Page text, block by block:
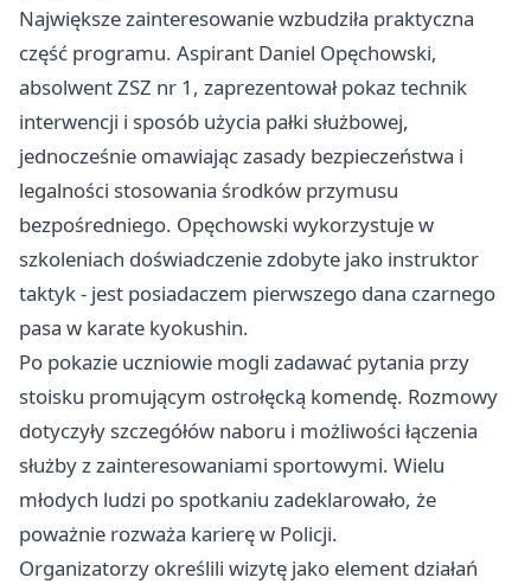
Największe zainteresowanie wzbudziła praktyczna
część programu. Aspirant Daniel Opęchowski,
absolwent ZSZ nr 1, zaprezentował pokaz technik
interwencji i sposób użycia pałki służbowej,
jednocześnie omawiając zasady bezpieczeństwa i
legalności stosowania środków przymusu
bezpośredniego. Opęchowski wykorzystuje w
szkoleniach doświadczenie zdobyte jako instruktor
taktyk - jest posiadaczem pierwszego dana czarnego
pasa w karate kyokushin.
Po pokazie uczniowie mogli zadawać pytania przy
stoisku promującym ostrołęcką komendę. Rozmowy
dotyczyły szczegółów naboru i możliwości łączenia
służby z zainteresowaniami sportowymi. Wielu
młodych ludzi po spotkaniu zadeklarowało, że
poważnie rozważa karierę w Policji.
Organizatorzy określili wizytę jako element działań